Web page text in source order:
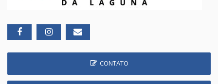
CONTATO